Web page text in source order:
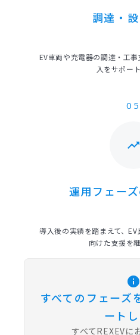
調達・
EV車両や充電器の調達・工
入をサポー
05
trending_up
運用フェー
導入後の実績を踏まえて、
向けた支援を
info
すべてのフェーズ
ート
すべてREXEVに